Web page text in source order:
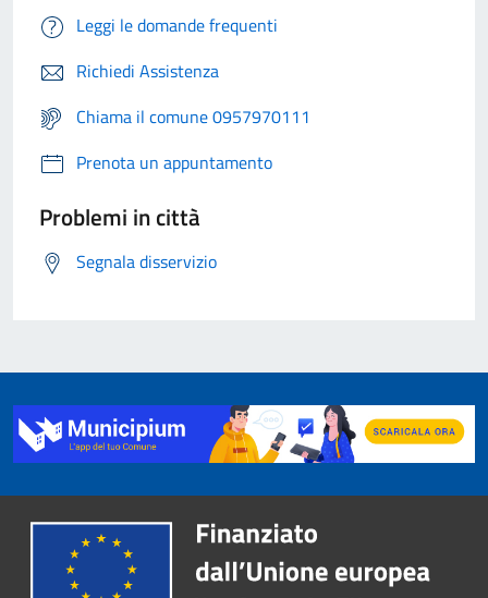
Leggi le domande frequenti
Richiedi Assistenza
Chiama il comune 0957970111
Prenota un appuntamento
Problemi in città
Segnala disservizio